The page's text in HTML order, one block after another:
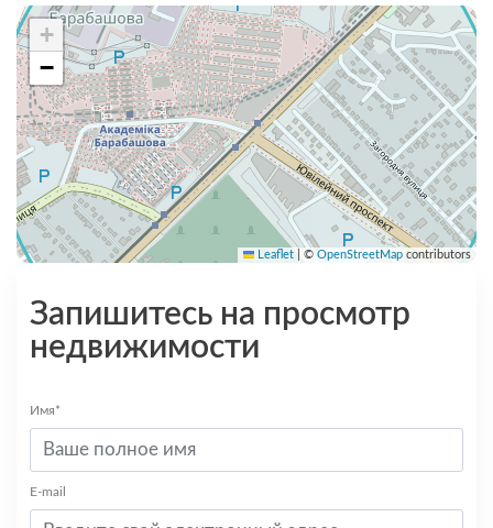
+
−
Leaflet © OpenStreetMap contributors
Запишитесь на просмотр
недвижимости
Имя*
E-mail